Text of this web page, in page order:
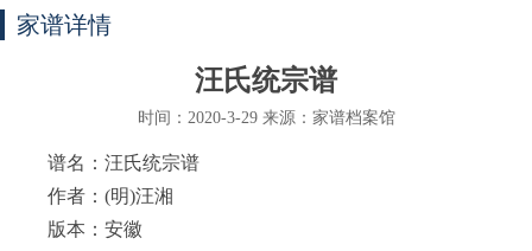
家谱详情
汪氏统宗谱
时间：2020-3-29 来源：家谱档案馆
谱名：汪氏统宗谱
作者：(明)汪湘
版本：安徽